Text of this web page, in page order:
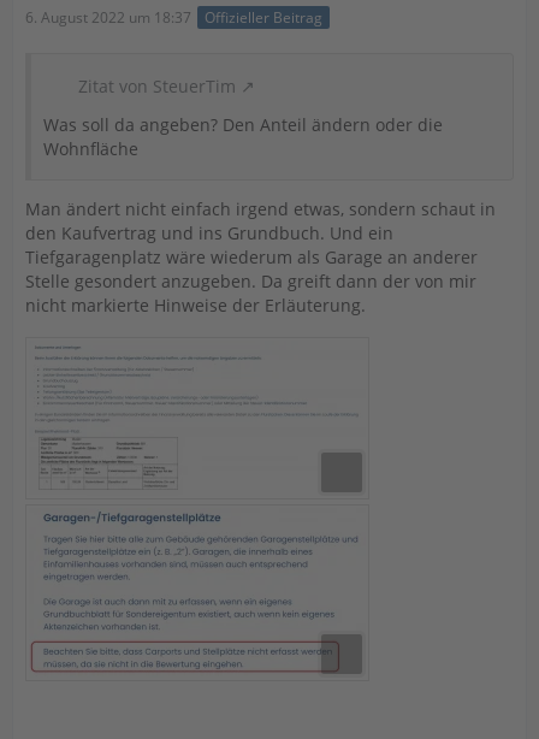
6. August 2022 um 18:37 Offizieller Beitrag
Zitat von SteuerTim
Was soll da angeben? Den Anteil ändern oder die
Wohnfläche
Man ändert nicht einfach irgend etwas, sondern schaut in
den Kaufvertrag und ins Grundbuch. Und ein
Tiefgaragenplatz wäre wiederum als Garage an anderer
Stelle gesondert anzugeben. Da greift dann der von mir
nicht markierte Hinweise der Erläuterung.